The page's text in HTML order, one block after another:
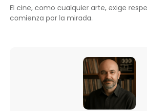
El cine, como cualquier arte, exige
comienza por la mirada.